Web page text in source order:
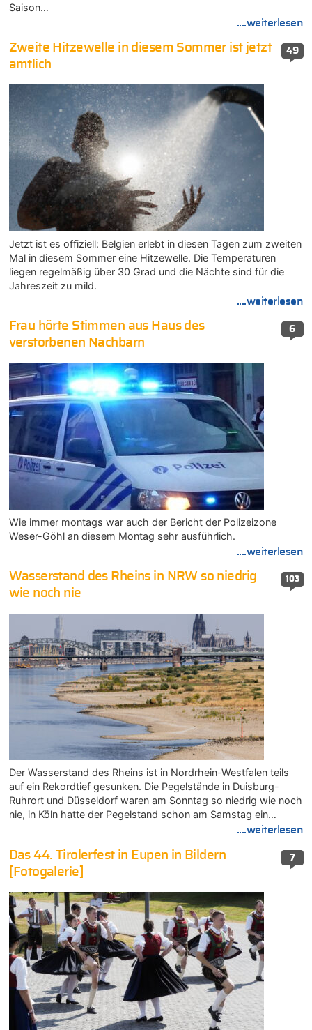
Saison…
....weiterlesen
49
Zweite Hitzewelle in diesem Sommer ist jetzt
amtlich
Jetzt ist es offiziell: Belgien erlebt in diesen Tagen zum zweiten
Mal in diesem Sommer eine Hitzewelle. Die Temperaturen
liegen regelmäßig über 30 Grad und die Nächte sind für die
Jahreszeit zu mild.
....weiterlesen
6
Frau hörte Stimmen aus Haus des
verstorbenen Nachbarn
Wie immer montags war auch der Bericht der Polizeizone
Weser-Göhl an diesem Montag sehr ausführlich.
....weiterlesen
103
Wasserstand des Rheins in NRW so niedrig
wie noch nie
Der Wasserstand des Rheins ist in Nordrhein-Westfalen teils
auf ein Rekordtief gesunken. Die Pegelstände in Duisburg-
Ruhrort und Düsseldorf waren am Sonntag so niedrig wie noch
nie, in Köln hatte der Pegelstand schon am Samstag ein…
....weiterlesen
7
Das 44. Tirolerfest in Eupen in Bildern
[Fotogalerie]